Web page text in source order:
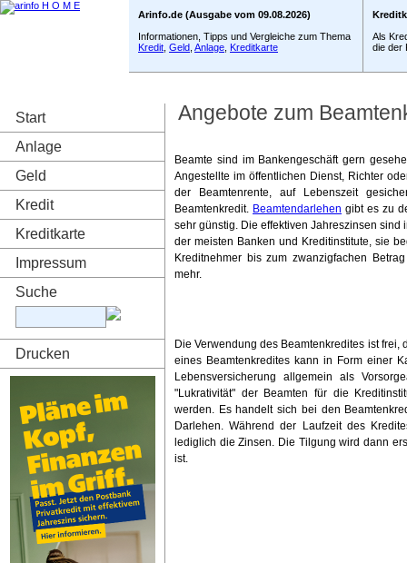
Arinfo.de (Ausgabe vom 09.08.2026)
Informationen, Tipps und Vergleiche zum Thema
Kredit Geld Anlage Kreditkarte
Als
die der
Start
Anlage
Geld
Kredit
Kreditkarte
Impressum
Suche
Drucken
Angebote zum
Beamte sind im Bankengeschäft gern
Angestellte im öffentlichen Dienst, Richter
der Beamtenrente, auf Lebenszeit
Beamtenkredit. Beamtendarlehen gibt es zu
sehr günstig. Die effektiven Jahreszinsen sind
der meisten Banken und Kreditinstitute, sie
Kreditnehmer bis zum zwanzigfachen
mehr.
Die Verwendung des Beamtenkredites ist
eines Beamtenkredites kann in Form einer
Lebensversicherung allgemein als
"Lukrativität" der Beamten für die
werden. Es handelt sich bei den
Darlehen. Während der Laufzeit des
lediglich die Zinsen. Die Tilgung wird dann
ist.